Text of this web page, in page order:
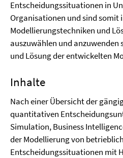
Entscheidungssituationen in
Organisationen und sind somit
Modellierungstechniken und
auszuwählen und anzuwenden
und Lösung der entwickelten
Inhalte
Nach einer Übersicht der
quantitativen
Simulation, Business
der Modellierung von
Entscheidungssituationen mit